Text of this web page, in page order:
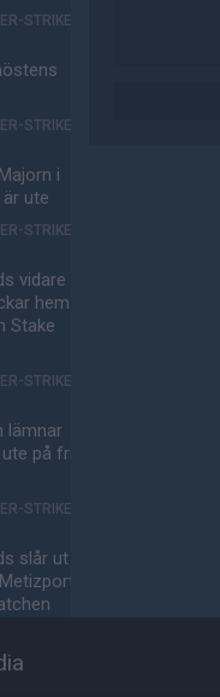
STRIKE
STRIKE
i
ute
STRIKE
vidare till
hem
Stake
STRIKE
lämnar
på fria
STRIKE
slår ut
i